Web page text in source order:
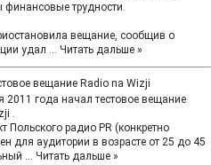
трудности.
вещание, сообщив о
удал ... Читать дальше »
вещание Radio na Wizji
2011 года начал тестовое вещание
.
Польского радио PR (конкретно
для аудитории в возрасте от 25 до 45
... Читать дальше »